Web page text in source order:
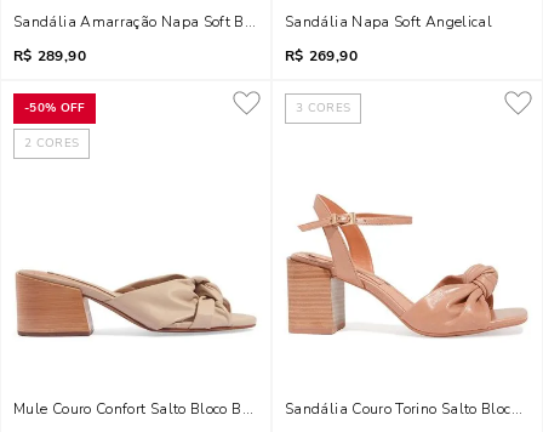
Sandália Amarração Napa Soft Bege Brilho
R$ 289,90
Sandália Napa Soft Angelical
R$ 269,90
-50% OFF
2 CORES
Mule Couro Confort Salto Bloco Bege Vanilla
3 CORES
Sandália Couro Torino Salto Bloco